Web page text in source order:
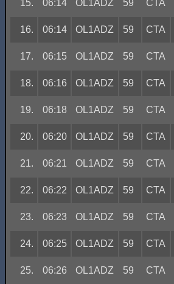
15. 06:14 OL1ADZ 59 CTA
16. 06:14 OL1ADZ 59 CTA
17. 06:15 OL1ADZ 59 CTA
18. 06:16 OL1ADZ 59 CTA
19. 06:18 OL1ADZ 59 CTA
20. 06:20 OL1ADZ 59 CTA
21. 06:21 OL1ADZ 59 CTA
22. 06:22 OL1ADZ 59 CTA
23. 06:23 OL1ADZ 59 CTA
24. 06:25 OL1ADZ 59 CTA
25. 06:26 OL1ADZ 59 CTA